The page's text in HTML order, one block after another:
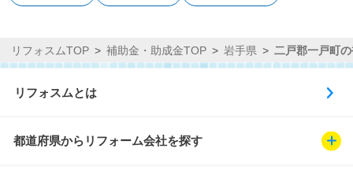
リフォスムTOP 補助金・助成金TOP 岩手県 二戸郡一戸町
リフォスムとは
都道府県からリフォーム会社を探す